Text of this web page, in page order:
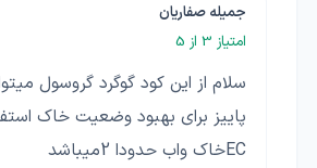
جمیله صفاریان
امتیاز 3 از 5
سلام از این کود گوگرد گروسول
پاییز برای بهبود وضعیت خاک
ECخاک واب حدودا 2میباشد